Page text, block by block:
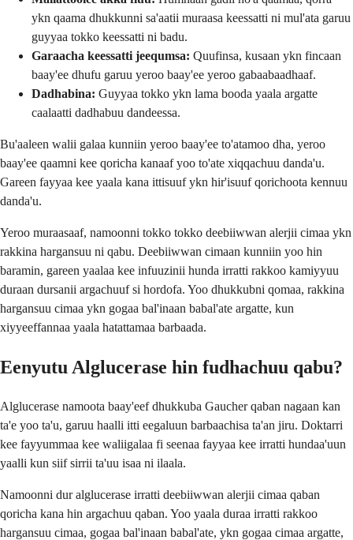
ykn qaama dhukkunni sa'aatii muraasa keessatti ni mul'ata garuu
guyyaa tokko keessatti ni badu.
Garaacha keessatti jeequmsa: Quufinsa, kusaan ykn fincaan
baay'ee dhufu garuu yeroo baay'ee yeroo gabaabaadhaaf.
Dadhabina: Guyyaa tokko ykn lama booda yaala argatte
caalaatti dadhabuu dandeessa.
Bu'aaleen walii galaa kunniin yeroo baay'ee to'atamoo dha, yeroo
baay'ee qaamni kee qoricha kanaaf yoo to'ate xiqqachuu danda'u.
Gareen fayyaa kee yaala kana ittisuuf ykn hir'isuuf qorichoota kennuu
danda'u.
Yeroo muraasaaf, namoonni tokko tokko deebiiwwan alerjii cimaa ykn
rakkina hargansuu ni qabu. Deebiiwwan cimaan kunniin yoo hin
baramin, gareen yaalaa kee infuuzinii hunda irratti rakkoo kamiyyuu
duraan dursanii argachuuf si hordofa. Yoo dhukkubni qomaa, rakkina
hargansuu cimaa ykn gogaa bal'inaan babal'ate argatte, kun
xiyyeeffannaa yaala hatattamaa barbaada.
Eenyutu Alglucerase hin fudhachuu qabu?
Alglucerase namoota baay'eef dhukkuba Gaucher qaban nagaan kan
ta'e yoo ta'u, garuu haalli itti eegaluun barbaachisa ta'an jiru. Doktarri
kee fayyummaa kee waliigalaa fi seenaa fayyaa kee irratti hundaa'uun
yaalli kun siif sirrii ta'uu isaa ni ilaala.
Namoonni dur alglucerase irratti deebiiwwan alerjii cimaa qaban
qoricha kana hin argachuu qaban. Yoo yaala duraa irratti rakkoo
hargansuu cimaa, gogaa bal'inaan babal'ate, ykn gogaa cimaa argatte,